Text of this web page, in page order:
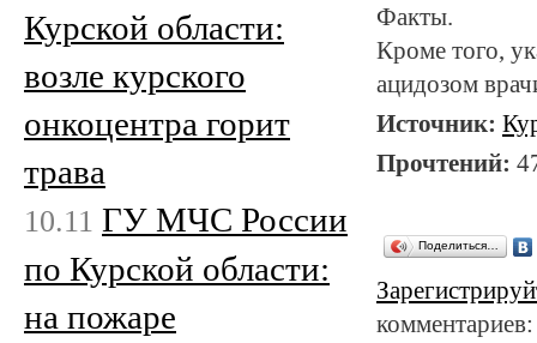
Факты.
Кроме того,
ацидозом
Источник:
Прочтений:
Поделиться…
Курской области:
возле курского
онкоцентра горит
трава
10.11 ГУ МЧС России
по Курской области:
на пожаре